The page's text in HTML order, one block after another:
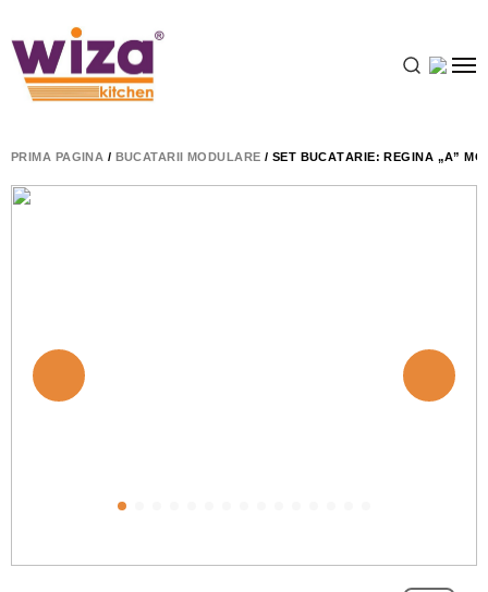
PRIMA PAGINĂ / BUCATARII MODULARE / SET BUCĂTĂRIE: REGINA „A”